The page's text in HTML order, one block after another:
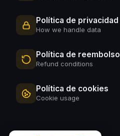
Política de privacidad
How we handle data
Política de reembolso
Refund conditions
Política de cookies
Cookie usage